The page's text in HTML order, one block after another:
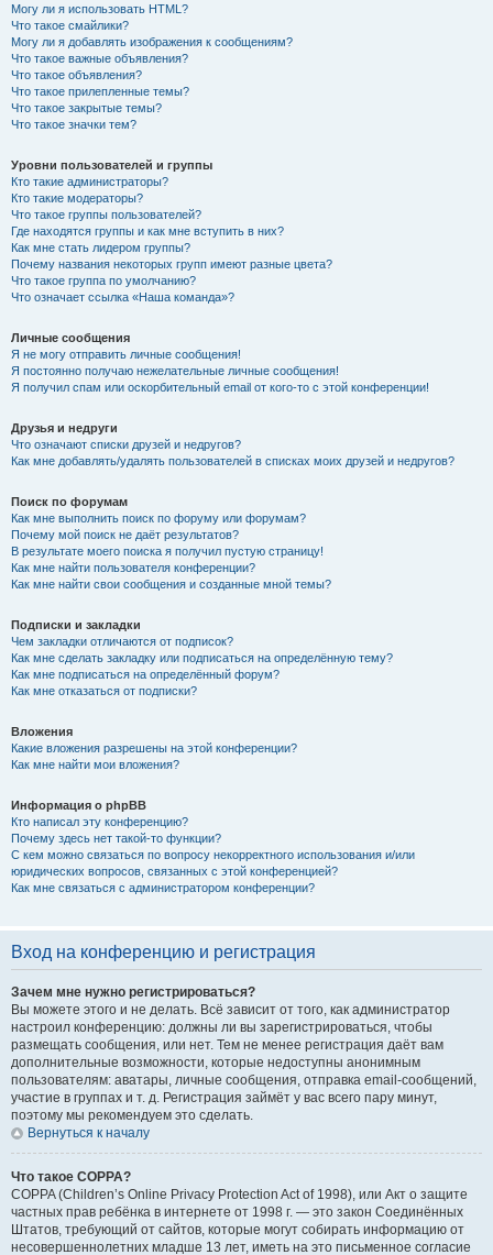
Могу ли я использовать HTML?
Что такое смайлики?
Могу ли я добавлять изображения к сообщениям?
Что такое важные объявления?
Что такое объявления?
Что такое прилепленные темы?
Что такое закрытые темы?
Что такое значки тем?
Уровни пользователей и группы
Кто такие администраторы?
Кто такие модераторы?
Что такое группы пользователей?
Где находятся группы и как мне вступить в них?
Как мне стать лидером группы?
Почему названия некоторых групп имеют разные цвета?
Что такое группа по умолчанию?
Что означает ссылка «Наша команда»?
Личные сообщения
Я не могу отправить личные сообщения!
Я постоянно получаю нежелательные личные сообщения!
Я получил спам или оскорбительный email от кого-то с этой конференции!
Друзья и недруги
Что означают списки друзей и недругов?
Как мне добавлять/удалять пользователей в списках моих друзей и недругов?
Поиск по форумам
Как мне выполнить поиск по форуму или форумам?
Почему мой поиск не даёт результатов?
В результате моего поиска я получил пустую страницу!
Как мне найти пользователя конференции?
Как мне найти свои сообщения и созданные мной темы?
Подписки и закладки
Чем закладки отличаются от подписок?
Как мне сделать закладку или подписаться на определённую тему?
Как мне подписаться на определённый форум?
Как мне отказаться от подписки?
Вложения
Какие вложения разрешены на этой конференции?
Как мне найти мои вложения?
Информация о phpBB
Кто написал эту конференцию?
Почему здесь нет такой-то функции?
С кем можно связаться по вопросу некорректного использования и/или
юридических вопросов, связанных с этой конференцией?
Как мне связаться с администратором конференции?
Вход на конференцию и регистрация
Зачем мне нужно регистрироваться?
Вы можете этого и не делать. Всё зависит от того, как администратор
настроил конференцию: должны ли вы зарегистрироваться, чтобы
размещать сообщения, или нет. Тем не менее регистрация даёт вам
дополнительные возможности, которые недоступны анонимным
пользователям: аватары, личные сообщения, отправка email-сообщений,
участие в группах и т. д. Регистрация займёт у вас всего пару минут,
поэтому мы рекомендуем это сделать.
Вернуться к началу
Что такое COPPA?
COPPA (Children’s Online Privacy Protection Act of 1998), или Акт о защите
частных прав ребёнка в интернете от 1998 г. — это закон Соединённых
Штатов, требующий от сайтов, которые могут собирать информацию от
несовершеннолетних младше 13 лет, иметь на это письменное согласие